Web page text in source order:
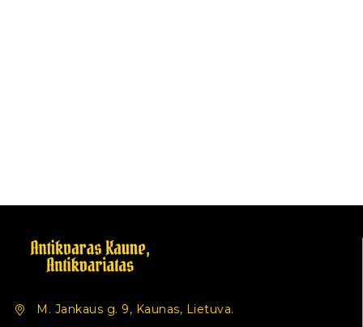
M. Jankaus g. 9, Kaunas, Lietuva.